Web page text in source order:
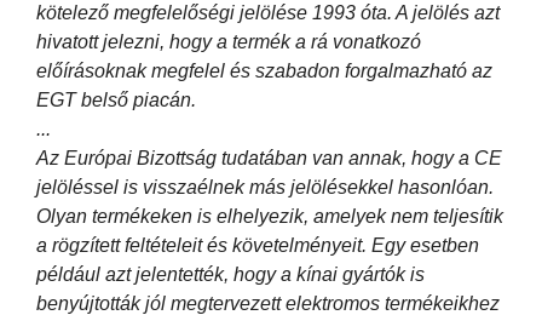
kötelező megfelelőségi jelölése 1993 óta. A jelölés azt
hivatott jelezni, hogy a termék a rá vonatkozó
előírásoknak megfelel és szabadon forgalmazható az
EGT belső piacán.
...
Az Európai Bizottság tudatában van annak, hogy a CE
jelöléssel is visszaélnek más jelölésekkel hasonlóan.
Olyan termékeken is elhelyezik, amelyek nem teljesítik
a rögzített feltételeit és követelményeit. Egy esetben
például azt jelentették, hogy a kínai gyártók is
benyújtották jól megtervezett elektromos termékeikhez